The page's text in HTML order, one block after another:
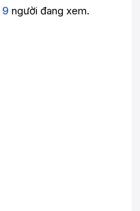
9 người đang xem.